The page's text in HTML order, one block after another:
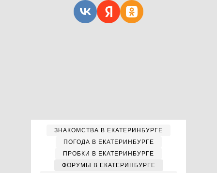
ЗНАКОМСТВА В ЕКАТЕРИНБУРГЕ
ПОГОДА В ЕКАТЕРИНБУРГЕ
ПРОБКИ В ЕКАТЕРИНБУРГЕ
ФОРУМЫ В ЕКАТЕРИНБУРГЕ